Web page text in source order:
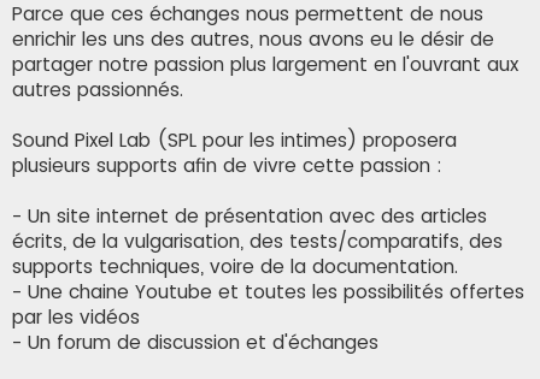
Parce que ces échanges nous permettent de nous
enrichir les uns des autres, nous avons eu le désir de
partager notre passion plus largement en l'ouvrant aux
autres passionnés.
Sound Pixel Lab (SPL pour les intimes) proposera
plusieurs supports afin de vivre cette passion :
- Un site internet de présentation avec des articles
écrits, de la vulgarisation, des tests/comparatifs, des
supports techniques, voire de la documentation.
- Une chaine Youtube et toutes les possibilités offertes
par les vidéos
- Un forum de discussion et d'échanges